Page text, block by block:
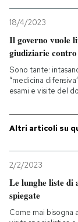
I MIEI
SHOP
CALENDARIO
AREA
Entra
18/4/2023
Il governo vuole
giudiziarie
Sono tante:
“medicina
esami e visite del
Altri articoli su
2/2/2023
Le lunghe liste di
spiegate
Come mai bisogna